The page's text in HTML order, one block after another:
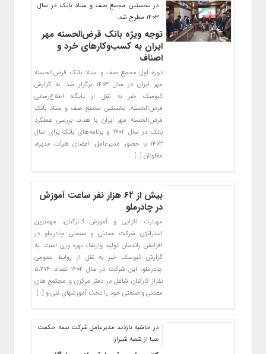
در نخستین مجمع صف و ستاد بانک در سال
۱۴۰۳ مطرح شد:
توجه ویژه بانک قرض‌الحسنه مهر
ایران به کسب‌وکارهای خرد و
اصناف
دوره اول مجمع صف و ستاد بانک قرض‌الحسنه
مهر ایران در سال ۱۴۰۳ برگزار شد. به گزارش
کیوسک خبر به نقل از پایگاه اطلاع‌رسانی
قرض‌الحسنه، نخستین مجمع صف و ستاد بانک
قرض‌الحسنه مهر ایران با هدف بررسی عملکرد
بانک در سال ۱۴۰۲ و برنامه‌های بانک برای سال
۱۴۰۳ با حضور مدیرعامل، اعضای هیأت مدیره،
معاونان […]
بیش از ۶۲ هزار نفر ساعت آموزش
در چادرملو
مهـارت افزایی و آموزش کـارکنان، مهمترین
استراتژی شرکت معدنی و صنعتی چادرملو در
افزایش راندمان تولید وارتقاء بهره وری است .به
گزارش کیوسک خبر به نقل از روابط عمومی
چادرملو، این شرکت در سال ۱۴۰۲ تعداد ۵،۲۷۴
نفراز کارکنان شاغل در دفتر مرکزی و مجتمع های
معدنی و صنعتی خود را تحت آموزشهای فنی و […]
در حاشیه بازدید مدیرعامل شرکت بیمه حکمت
صبا از شعبه شیراز: